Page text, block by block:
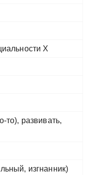
Х
то), развивать,
изгнанник)